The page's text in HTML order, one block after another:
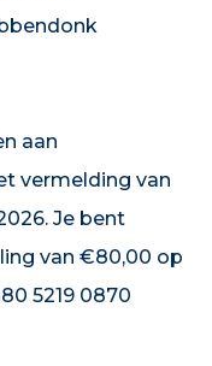
aan
vermelding van
Je bent
van €80,00 op
5219 0870